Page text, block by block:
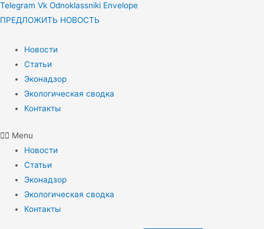
Telegram Vk Odnoklassniki Envelope
ПРЕДЛОЖИТЬ НОВОСТЬ
Новости
Статьи
Эконадзор
Экологическая сводка
Контакты
Menu
Новости
Статьи
Эконадзор
Экологическая сводка
Контакты